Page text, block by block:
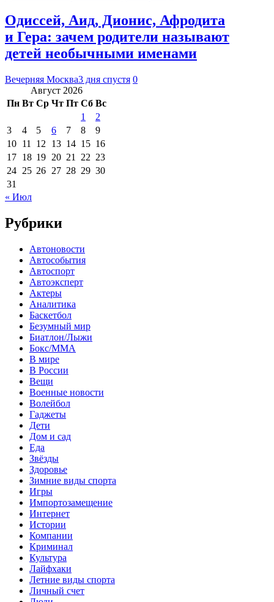
Одиссей, Аид, Дионис, Афродита
и Гера: зачем родители называют
детей необычными именами
Вечерняя Москва3 дня спустя 0
Август 2026
Пн Вт Ср Чт Пт Сб Вс
1
2
3
4 5 6 7 8
9
10 11 12 13 14 15 16
17 18 19 20 21 22 23
24 25 26 27 28 29 30
31
« Июл
Рубрики
Автоновости
Автособытия
Автоспорт
Автоэксперт
Актеры
Аналитика
Баскетбол
Безумный мир
Биатлон/Лыжи
Бокс/MMA
В мире
В России
Вещи
Военные новости
Волейбол
Гаджеты
Дети
Дом и сад
Еда
Звёзды
Здоровье
Зимние виды спорта
Игры
Импортозамещение
Интернет
Истории
Компании
Криминал
Культура
Лайфхаки
Летние виды спорта
Личный счет